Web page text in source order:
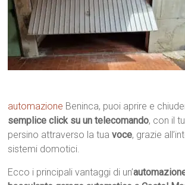
automazione Beninca, puoi aprire e
semplice click su un telecomando, con il
persino attraverso la tuavoce, grazie
sistemi domotici.
Ecco i principali vantaggi di un’